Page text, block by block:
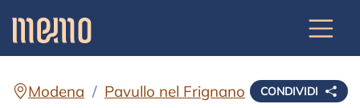
CONDIVIDI
Modena Pavullo nel Frignano